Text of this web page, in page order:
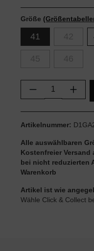
Größe
41
Produkt
Artikelnummer:
Alle auswählbaren
Kostenfreier Versand
bei nicht reduzierten
Warenkorb
Artikel ist wie
Wähle Click & Collect